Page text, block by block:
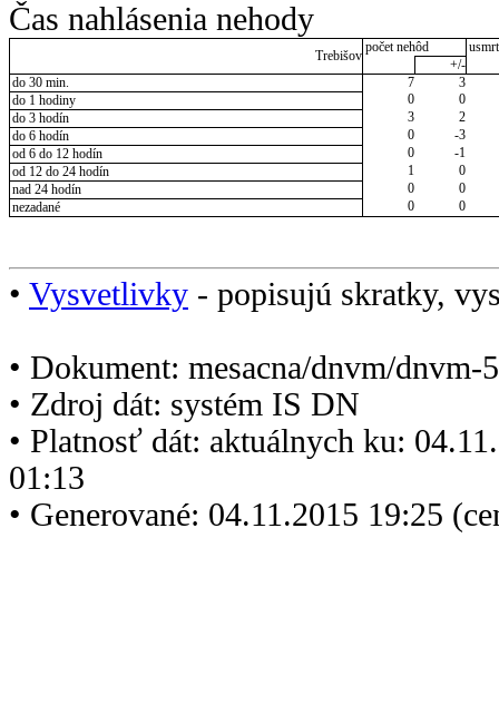
Čas nahlásenia nehody
Trebišov
počet nehôd
+/-
do 30 min.
7
3
do 1 hodiny
0
0
do 3 hodín
3
2
do 6 hodín
0
-3
od 6 do 12 hodín
0
-1
od 12 do 24 hodín
1
0
nad 24 hodín
0
0
nezadané
0 0
• Vysvetlivky - popisujú skratky,
• Dokument: mesacna/dnvm/dnvm-
• Zdroj dát: systém IS DN
• Platnosť dát: aktuálnych ku:
01:13
• Generované: 04.11.2015 19:25